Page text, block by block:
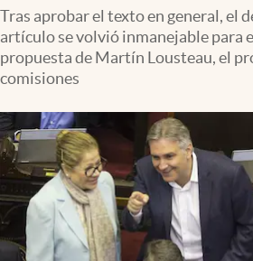
Otras secciones
Apertura
Infotechnology
Clase
Clima
Mundial 2026
Eventos Corporativos
El Cronista Studio
Tras aprobar el texto en general, el
artículo se volvió inmanejable para
propuesta de Martín Lousteau, el
comisiones